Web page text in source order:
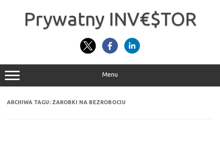
Prywatny INV€$TOR
Menu
ARCHIWA TAGU: ZAROBKI NA BEZROBOCIU